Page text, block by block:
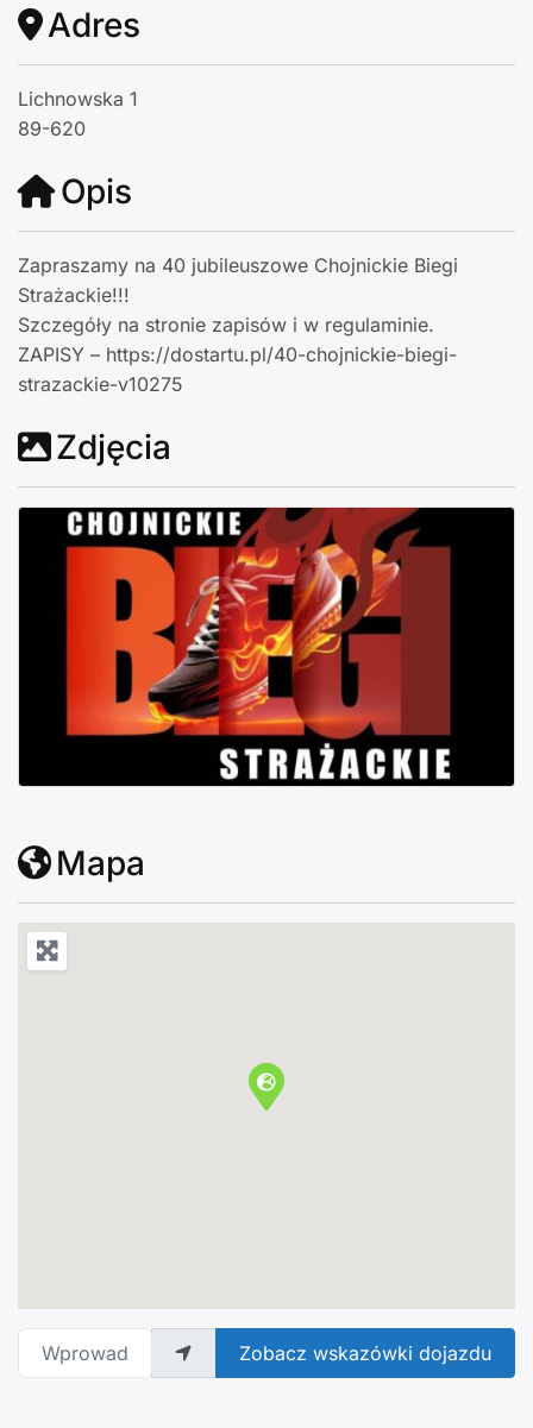
Adres
Lichnowska 1
89-620
Opis
Zapraszamy na 40 jubileuszowe Chojnickie Biegi
Strażackie!!!
Szczegóły na stronie zapisów i w regulaminie.
ZAPISY – https://dostartu.pl/40-chojnickie-biegi-
strazackie-v10275
Zdjęcia
Mapa
Wprowadź adres Zobacz wskazówki dojazdu